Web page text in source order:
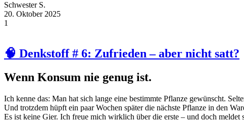
Schwester S.
20. Oktober 2025
1
🧠 Denkstoff # 6: Zufrieden – aber nicht satt?
Wenn Konsum nie genug ist.
Ich kenne das: Man hat sich lange eine bestimmte Pflanze gewünscht.
Und trotzdem hüpft ein paar Wochen später die nächste Pflanze in den
Es ist keine Gier. Ich freue mich wirklich über die erste – und doch meldet